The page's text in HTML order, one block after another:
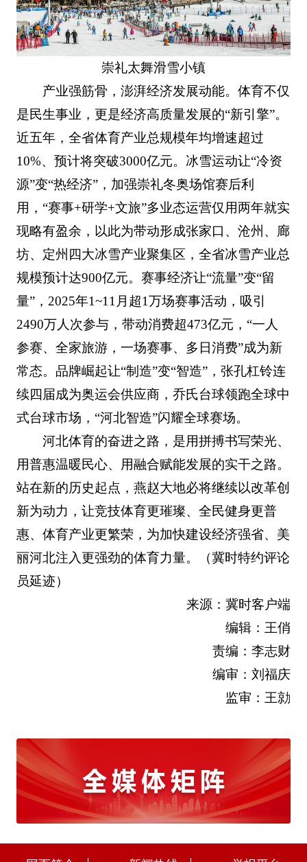
崇礼太舞滑雪小镇
产业强筋骨，澎湃经济发展动能。体育不仅
是民生事业，更是经济高质量发展的“新引擎”。
近五年，全省体育产业总规模年均增速超过
10%、预计将突破3000亿元。冰雪运动让“冷资
源”变“热经济”，加强崇礼冬奥场馆赛后利
用，“赛事+研学+文旅”多业态运营仅用两年就实
现略有盈余，以此为带动形成张家口、沧州、廊
坊、定州四大冰雪产业聚集区，全省冰雪产业总
规模预计达900亿元。赛事经济让“流量”变“留
量”，2025年1~11月超1万场赛事活动，吸引
2490万人次参与，带动消费超473亿元，“一人
参赛、全家旅游，一场赛事、多日消费”成为新
常态。品牌崛起让“制造”变“智造”，张孔杠铃连
续四届成为奥运会供应商，乔氏台球领跑全球中
式台球市场，“河北智造”闪耀全球赛场。
河北体育的奋进之路，是用拼搏书写荣光、
用普惠温暖民心、用融合赋能发展的实干之路。
站在新的历史起点，燕赵大地必将继续以改革创
新为动力，让竞技体育更璀璨、全民健身更普
惠、体育产业更繁荣，为加快建设经济强省、美
丽河北注入更强劲的体育力量。（冀时特约评论
员延迹）
来源：冀时客户端
编辑：王俏
责编：李志财
编审：刘福庆
监审：王勍